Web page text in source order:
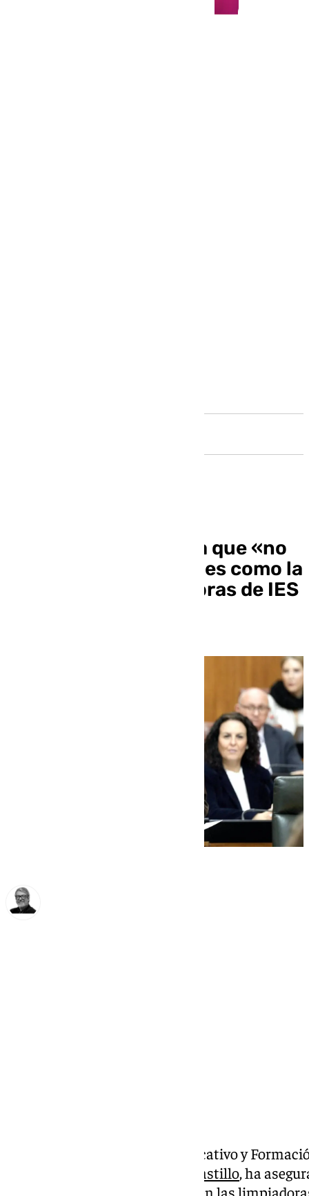
La Junta trabaja para que «no
se repitan» situaciones como la
del impago a limpiadoras de IES
La consejera de Desarrollo Educativo y
María del Carmen Castillo, ha